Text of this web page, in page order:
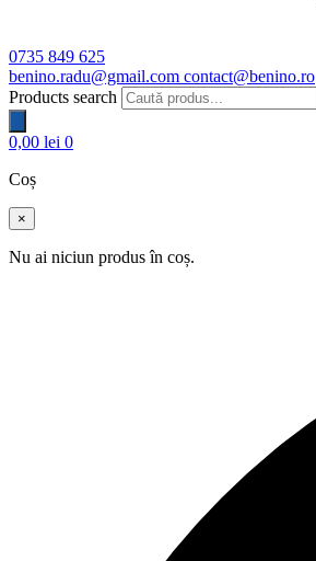
0735 849 625
benino.radu@gmail.com contact@benino.ro
Products search
0,00 lei 0
Coș
×
Nu ai niciun produs în coș.